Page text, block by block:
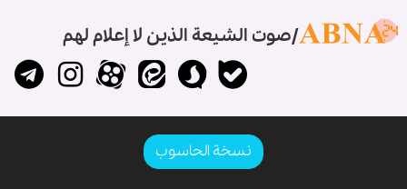
صوت الشيعة الذين لا إعلام لهم
نسخة الحاسوب